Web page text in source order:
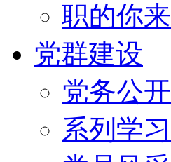
职的你来
党群建设
党务公开
系列学习